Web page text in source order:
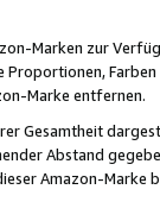
Marken zur
Marke entfernen.
Gesamtheit
Abstand
Amazon-Marke